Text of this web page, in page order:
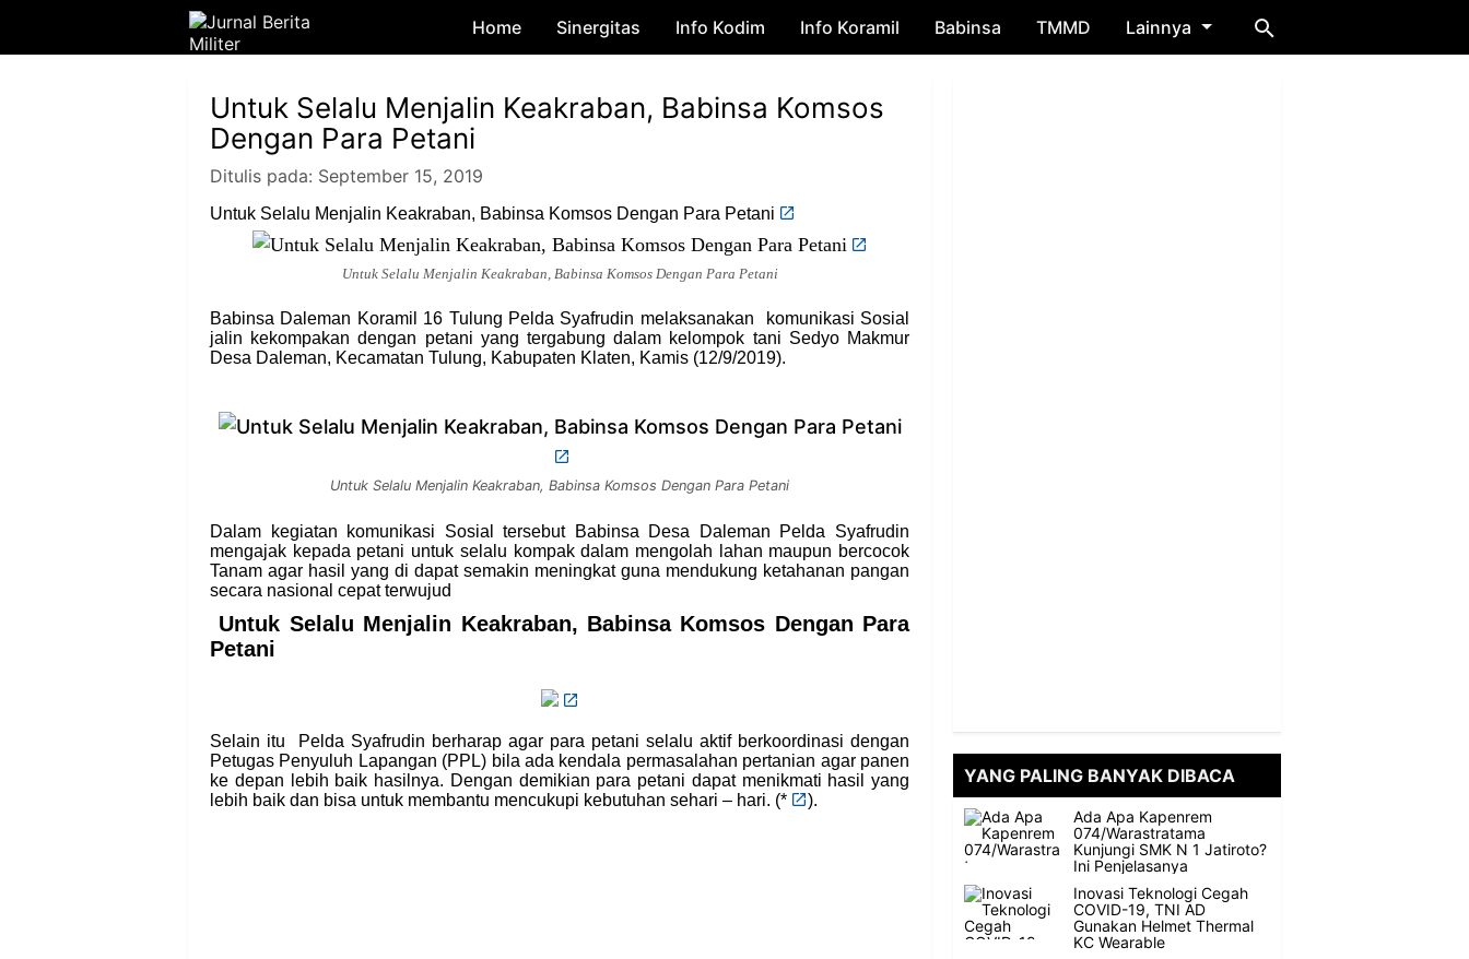
Skip to main content
Home Sinergitas Info Kodim Info Koramil Babinsa TMMD Lainnya
Untuk Selalu Menjalin Keakraban, Babinsa Komsos
Dengan Para Petani
Ditulis pada: September 15, 2019
Untuk Selalu Menjalin Keakraban, Babinsa Komsos Dengan Para Petani
Untuk Selalu Menjalin Keakraban, Babinsa Komsos Dengan Para Petani
Babinsa Daleman Koramil 16 Tulung Pelda Syafrudin melaksanakan komunikasi Sosial
jalin kekompakan dengan petani yang tergabung dalam kelompok tani Sedyo Makmur
Desa Daleman, Kecamatan Tulung, Kabupaten Klaten, Kamis (12/9/2019).
Untuk Selalu Menjalin Keakraban, Babinsa Komsos Dengan Para Petani
Dalam kegiatan komunikasi Sosial tersebut Babinsa Desa Daleman Pelda Syafrudin
mengajak kepada petani untuk selalu kompak dalam mengolah lahan maupun bercocok
Tanam agar hasil yang di dapat semakin meningkat guna mendukung ketahanan pangan
secara nasional cepat terwujud
Untuk Selalu Menjalin Keakraban, Babinsa Komsos Dengan Para
Petani
Selain itu Pelda Syafrudin berharap agar para petani selalu aktif berkoordinasi dengan
Petugas Penyuluh Lapangan (PPL) bila ada kendala permasalahan pertanian agar panen
ke depan lebih baik hasilnya. Dengan demikian para petani dapat menikmati hasil yang
lebih baik dan bisa untuk membantu mencukupi kebutuhan sehari – hari. (* ).
YANG PALING BANYAK DIBACA
Ada Apa Kapenrem
074/Warastratama
Kunjungi SMK N 1 Jatiroto?
Ini Penjelasanya
Inovasi Teknologi Cegah
COVID-19, TNI AD
Gunakan Helmet Thermal
KC Wearable